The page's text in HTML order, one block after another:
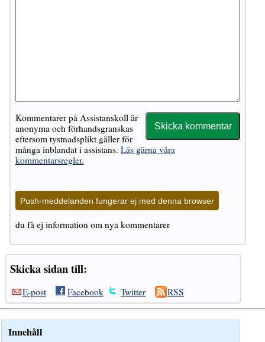
Kommentarer på Assistanskoll är
anonyma och förhandsgranskas
eftersom tystnadsplikt gäller för
många inblandat i assistans. Läs gärna våra
kommentarsregler.
Push-meddelanden fungerar ej med denna browser
du få ej information om nya kommentarer
Skicka sidan till:
E-post Facebook Twitter RSS
Innehåll